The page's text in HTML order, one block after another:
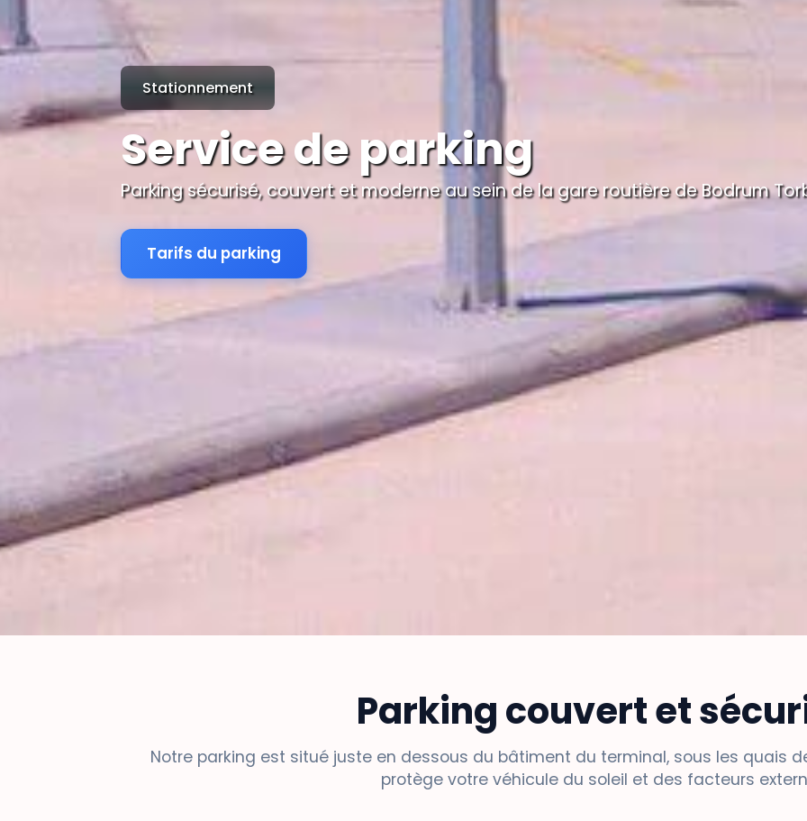
Stationnement
Service de parking
Parking sécurisé, couvert et moderne au sein de la gare routière de Bodrum
Tarifs du parking
Parking couvert et
Notre parking est situé juste en dessous du bâtiment du terminal, sous les quais
protège votre véhicule du soleil et des facteurs